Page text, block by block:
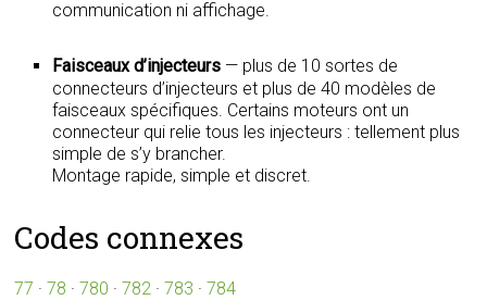
communication ni affichage.
Faisceaux d’injecteurs — plus de 10 sortes de
connecteurs d’injecteurs et plus de 40 modèles de
faisceaux spécifiques. Certains moteurs ont un
connecteur qui relie tous les injecteurs : tellement plus
simple de s’y brancher.
Montage rapide, simple et discret.
Codes connexes
77 ·78 ·780 ·782 ·783 ·784